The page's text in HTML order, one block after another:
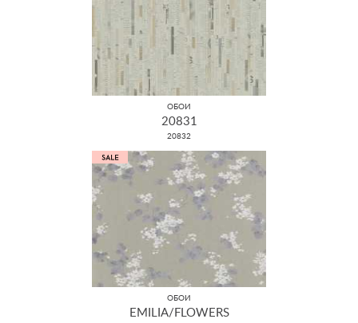
ОБОИ
20831
20832
ОБОИ
EMILIA/FLOWERS